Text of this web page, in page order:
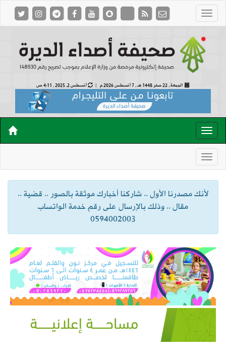
الجمعة , 22 صفر 1448 هـ , 7 أغسطس 2026 م | أغسطس 2, 2025 , 4:11 ص
لأنك مصدرنا الأول .. شاركنا أخبارك موثقة بالصور .. قضية ..
مقال .. وذلك بالإرسال على رقم خدمة الواتساب
0594002003